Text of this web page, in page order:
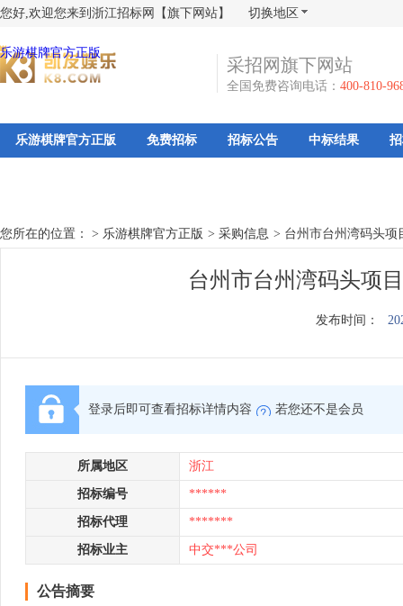
您好,欢迎您来到浙江招标网【旗下网站】 切换地区
乐游棋牌官方正版
采招网旗下网站
全国免费咨询电话： 400-810-
乐游棋牌官方正版 免费招标 招标公告 中标结果
您所在的位置： > 乐游棋牌官方正版 > 采购信息 > 台州市台州湾码头项
台州市台州湾码头项
发布时间：
登录后即可查看招标详情内容 若您还不是会员
所属地区 浙江
招标编号 ******
招标代理 *******
招标业主 中交***公司
公告摘要